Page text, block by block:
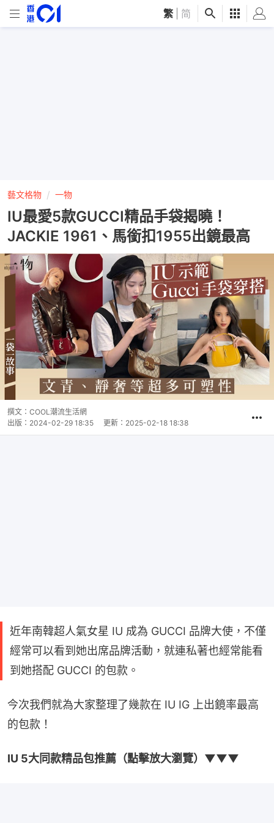
繁 简
藝文格物 一物
IU最愛5款GUCCI精品手袋揭曉！
JACKIE 1961、馬銜扣1955出鏡最高
撰文： COOL潮流生活網
出版： 2024-02-29 18:35 更新： 2025-02-18 18:38
近年南韓超人氣女星 IU 成為 GUCCI 品牌大使，不僅
經常可以看到她出席品牌活動，就連私著也經常能看
到她搭配 GUCCI 的包款。
今次我們就為大家整理了幾款在 IU IG 上出鏡率最高
的包款！
IU 5大同款精品包推薦（點擊放大瀏覽）▼▼▼